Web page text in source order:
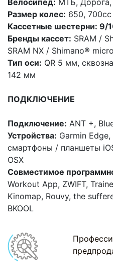
Размер колес: 650,
Кассетные шестерни: 9/
Бренды кассет: SRAM /
SRAM NX / Shimano®
Тип оси: QR 5 мм,
142 мм
ПОДКЛЮЧЕНИЕ
Подключение: ANT +,
Устройства: Garmin
смартфоны / планшеты
OSX
Совместимое
Workout App, ZWIFT,
Kinomap, Rouvy, the
BKOOL